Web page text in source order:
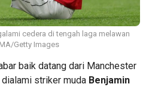
cedera di tengah laga melawan
Getty Images
baik datang dari Manchester
striker muda Benjamin